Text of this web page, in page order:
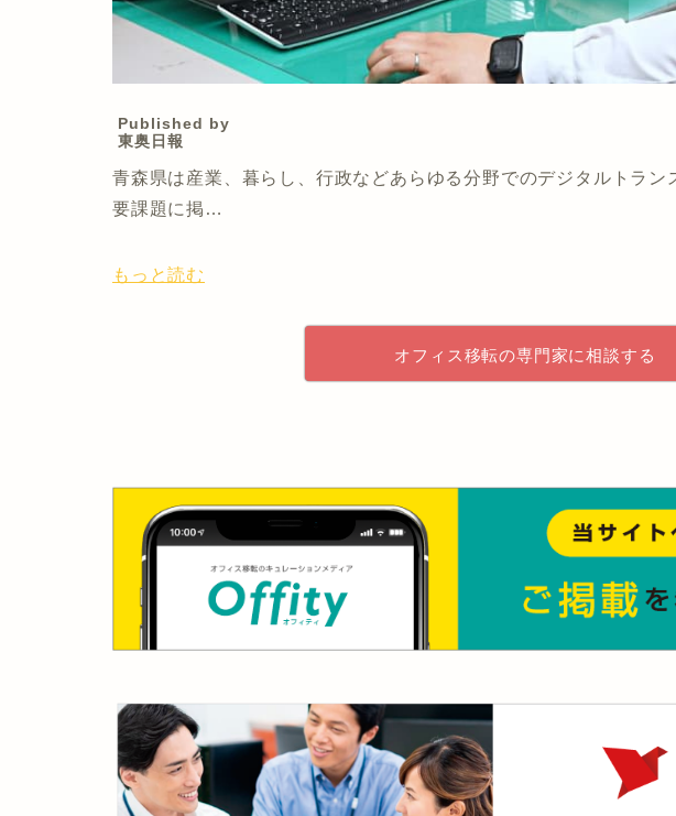
Published by
東奥日報
青森県は産業、暮らし、行政などあらゆる分野でのデジタルトラン
要課題に掲…
もっと読む
オフィス移転の専門家に相談する